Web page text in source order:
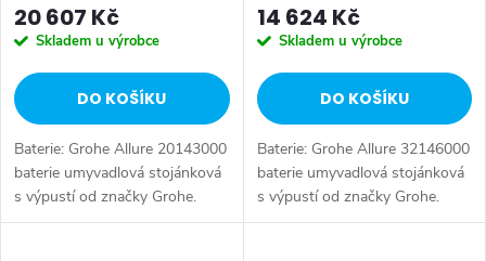
20 607 Kč
Skladem u výrobce
DO KOŠÍKU
Baterie: Grohe Allure 20143000
baterie umyvadlová stojánková
s výpustí od značky Grohe.
Série: Allure. Typ baterie:
14 624 Kč
Skladem u výrobce
DO KOŠÍKU
Baterie: Grohe Allure 32146000
baterie umyvadlová stojánková
s výpustí od značky Grohe.
Série: Allure. Typ baterie: